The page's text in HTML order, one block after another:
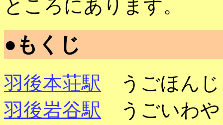
ところにあります。
●もくじ
羽後本荘駅 うごほんじ
羽後岩谷駅 うごいわや